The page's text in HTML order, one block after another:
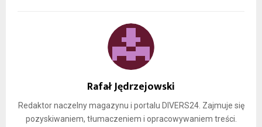
Rafał Jędrzejowski
Redaktor naczelny magazynu i portalu DIVERS24. Zajmuje się
pozyskiwaniem, tłumaczeniem i opracowywaniem treści.